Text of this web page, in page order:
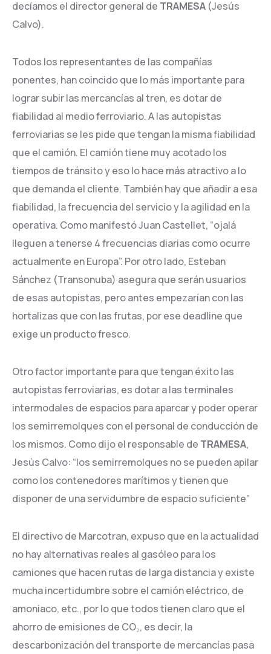
decíamos el director general de TRAMESA (Jesús
Calvo).
Todos los representantes de las compañías
ponentes, han coincido que lo más importante para
lograr subir las mercancías al tren, es dotar de
fiabilidad al medio ferroviario. A las autopistas
ferroviarias se les pide que tengan la misma fiabilidad
que el camión. El camión tiene muy acotado los
tiempos de tránsito y eso lo hace más atractivo a lo
que demanda el cliente. También hay que añadir a esa
fiabilidad, la frecuencia del servicio y la agilidad en la
operativa. Como manifestó Juan Castellet, “ojalá
lleguen a tenerse 4 frecuencias diarias como ocurre
actualmente en Europa”. Por otro lado, Esteban
Sánchez (Transonuba) asegura que serán usuarios
de esas autopistas, pero antes empezarían con las
hortalizas que con las frutas, por ese deadline que
exige un producto fresco.
Otro factor importante para que tengan éxito las
autopistas ferroviarias, es dotar a las terminales
intermodales de espacios para aparcar y poder operar
los semirremolques con el personal de conducción de
los mismos. Como dijo el responsable de TRAMESA,
Jesús Calvo: “los semirremolques no se pueden apilar
como los contenedores marítimos y tienen que
disponer de una servidumbre de espacio suficiente”
El directivo de Marcotran, expuso que en la actualidad
no hay alternativas reales al gasóleo para los
camiones que hacen rutas de larga distancia y existe
mucha incertidumbre sobre el camión eléctrico, de
amoniaco, etc., por lo que todos tienen claro que el
ahorro de emisiones de CO₂, es decir, la
descarbonización del transporte de mercancías pasa